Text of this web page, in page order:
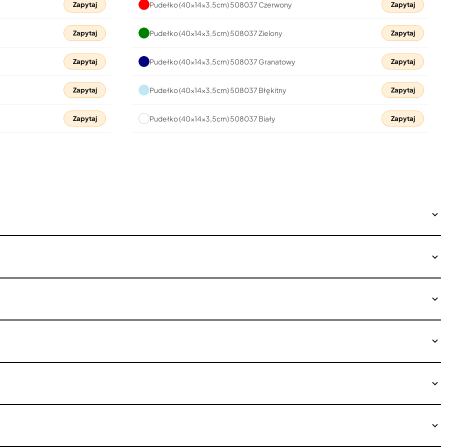
Zapytaj Pudełko (40x14x3,5cm) 508037 Czerwony Zapytaj
Zapytaj Pudełko (40x14x3,5cm) 508037 Zielony Zapytaj
Zapytaj Pudełko (40x14x3,5cm) 508037 Granatowy Zapytaj
Zapytaj Pudełko (40x14x3,5cm) 508037 Błękitny Zapytaj
Zapytaj Pudełko (40x14x3,5cm) 508037 Biały Zapytaj